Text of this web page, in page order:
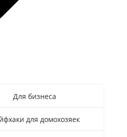
Для бизнеса
для домохозяек